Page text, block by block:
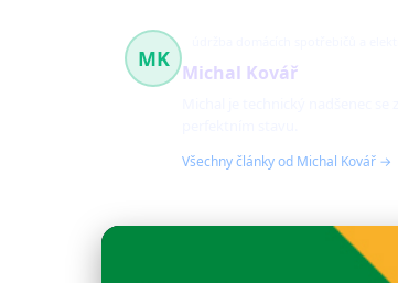
MK
Michal Kovář
Všechny články od Michal Kovář →